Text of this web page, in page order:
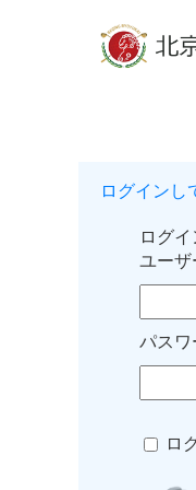
ログインし
ログイ
ユーザ
パスワ
ロ